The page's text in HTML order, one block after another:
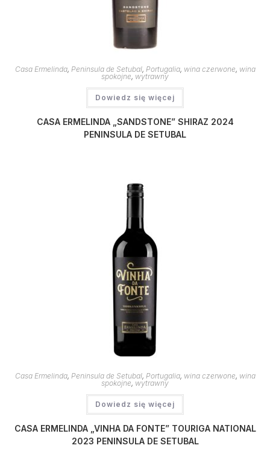
Casa Ermelinda, Peninsula de Setubal, Portugalia, wina czerwone, wina
spokojne, wytrawny
Dowiedz się więcej
CASA ERMELINDA „SANDSTONE” SHIRAZ 2024
PENINSULA DE SETUBAL
Casa Ermelinda, Peninsula de Setubal, Portugalia, wina czerwone, wina
spokojne, wytrawny
Dowiedz się więcej
CASA ERMELINDA „VINHA DA FONTE” TOURIGA NATIONAL
2023 PENINSULA DE SETUBAL